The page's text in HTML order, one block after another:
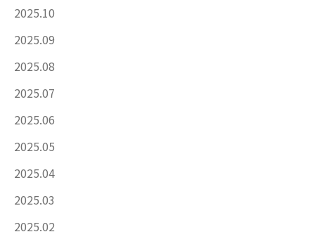
2025.10
2025.09
2025.08
2025.07
2025.06
2025.05
2025.04
2025.03
2025.02